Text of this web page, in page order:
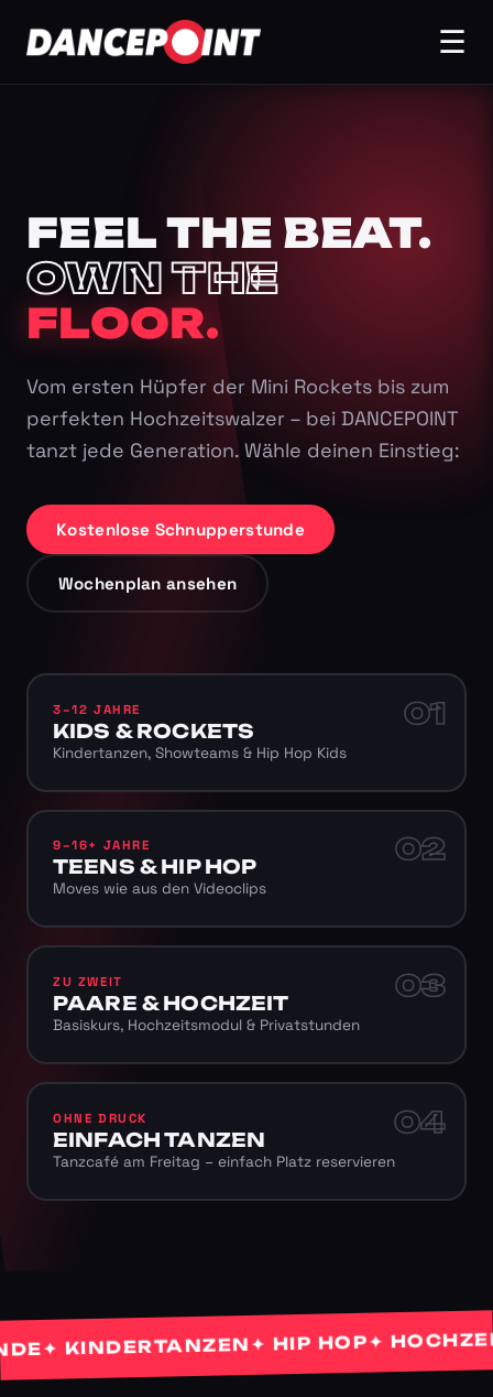
☰
FEEL THE BEAT.
OWN THE
FLOOR.
Vom ersten Hüpfer der Mini Rockets bis zum
perfekten Hochzeitswalzer – bei DANCEPOINT
tanzt jede Generation. Wähle deinen Einstieg:
Kostenlose Schnupperstunde
Wochenplan ansehen
01
3–12 JAHRE
KIDS & ROCKETS
Kindertanzen, Showteams & Hip Hop Kids
02
9–16+ JAHRE
TEENS & HIP HOP
Moves wie aus den Videoclips
03
ZU ZWEIT
PAARE & HOCHZEIT
Basiskurs, Hochzeitsmodul & Privatstunden
04
OHNE DRUCK
EINFACH TANZEN
Tanzcafé am Freitag – einfach Platz reservieren
KINDERTANZEN✦ HIP HOP✦